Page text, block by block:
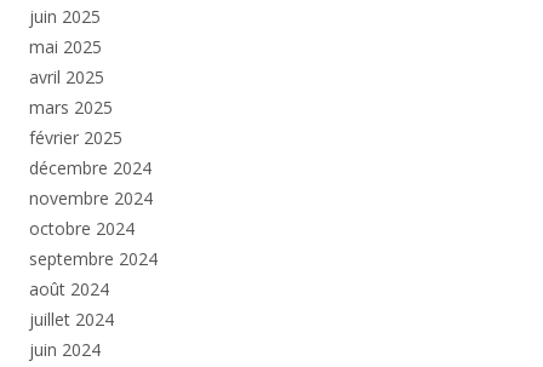
juin 2025
mai 2025
avril 2025
mars 2025
février 2025
décembre 2024
novembre 2024
octobre 2024
septembre 2024
août 2024
juillet 2024
juin 2024